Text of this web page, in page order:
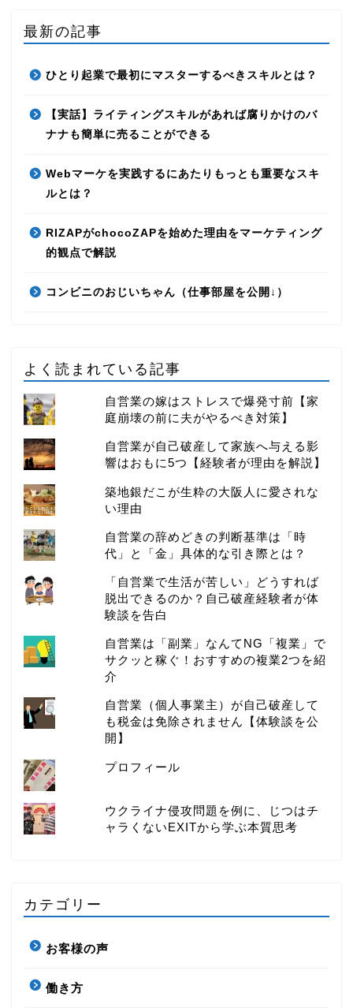
最新の記事
ひとり起業で最初にマスターするべきスキルとは？
【実話】ライティングスキルがあれば腐りかけのバ
ナナも簡単に売ることができる
Webマーケを実践するにあたりもっとも重要なスキ
ルとは？
RIZAPがchocoZAPを始めた理由をマーケティング
的観点で解説
コンビニのおじいちゃん（仕事部屋を公開↓）
よく読まれている記事
自営業の嫁はストレスで爆発寸前【家
庭崩壊の前に夫がやるべき対策】
自営業が自己破産して家族へ与える影
響はおもに5つ【経験者が理由を解説】
築地銀だこが生粋の大阪人に愛されな
い理由
自営業の辞めどきの判断基準は「時
代」と「金」具体的な引き際とは？
「自営業で生活が苦しい」どうすれば
脱出できるのか？自己破産経験者が体
験談を告白
自営業は「副業」なんてNG「複業」で
サクッと稼ぐ！おすすめの複業2つを紹
介
自営業（個人事業主）が自己破産して
も税金は免除されません【体験談を公
開】
プロフィール
ウクライナ侵攻問題を例に、じつはチ
ャラくないEXITから学ぶ本質思考
カテゴリー
お客様の声
働き方